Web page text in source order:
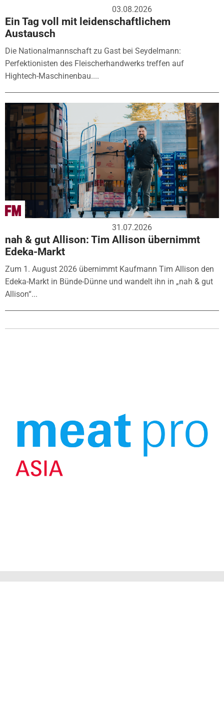
03.08.2026
Ein Tag voll mit leidenschaftlichem
Austausch
Die Nationalmannschaft zu Gast bei Seydelmann:
Perfektionisten des Fleischerhandwerks treffen auf
Hightech-Maschinenbau....
31.07.2026
nah & gut Allison: Tim Allison übernimmt
Edeka-Markt
Zum 1. August 2026 übernimmt Kaufmann Tim Allison den
Edeka-Markt in Bünde-Dünne und wandelt ihn in „nah & gut
Allison“...